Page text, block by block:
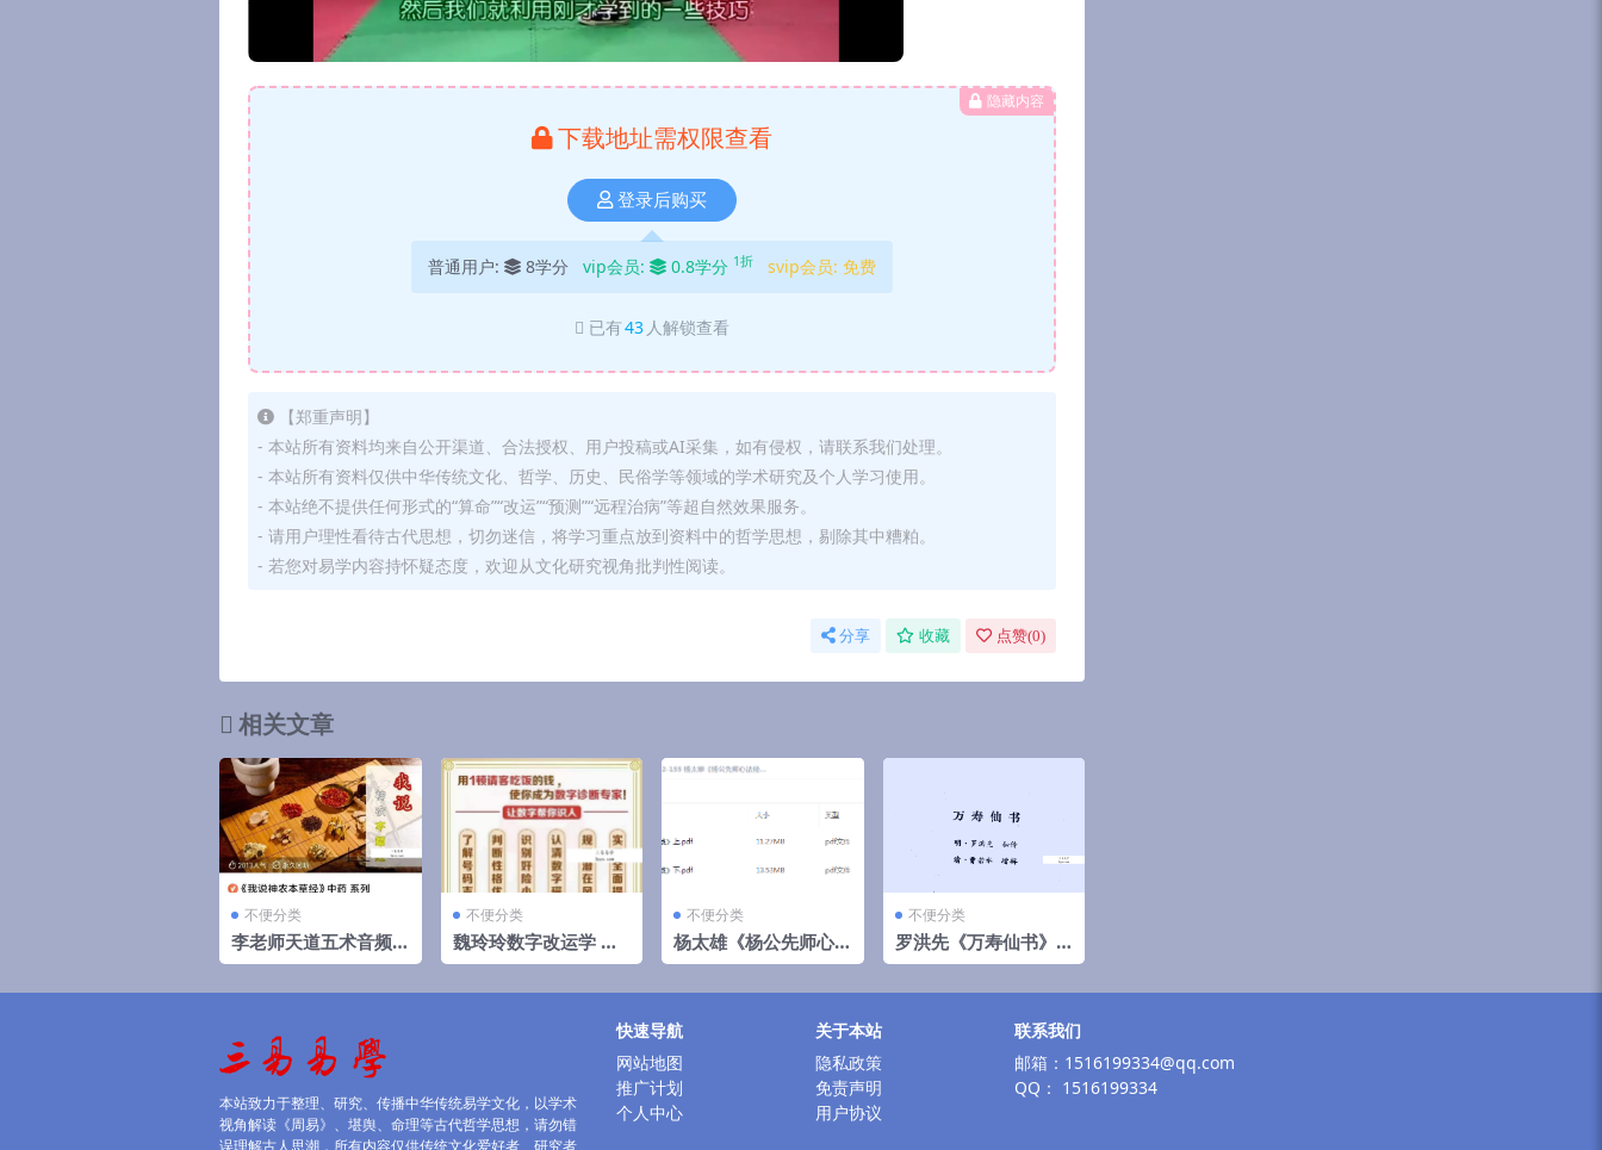
隐藏内容
下载地址需权限查看
登录后购买
普通用户: 8学分 vip会员: 0.8学分 1折 svip会员: 免费
已有43 人解锁查看
【郑重声明】
- 本站所有资料均来自公开渠道、合法授权、用户投稿或AI采集，如有侵权，请联系我们处理。
- 本站所有资料仅供中华传统文化、哲学、历史、民俗学等领域的学术研究及个人学习使用。
- 本站绝不提供任何形式的“算命”“改运”“预测”“远程治病”等超自然效果服务。
- 请用户理性看待古代思想，切勿迷信，将学习重点放到资料中的哲学思想，剔除其中糟粕。
- 若您对易学内容持怀疑态度，欢迎从文化研究视角批判性阅读。
分享 收藏 点赞(0)
相关文章
不便分类
李老师天道五术音频
合集
不便分类
魏玲玲数字改运学 高
级实践课程12集
不便分类
杨太雄《杨公先师心
法秘笈》上册+下册
不便分类
罗洪先《万寿仙书》1
08页
本站致力于整理、研究、传播中华传统易学文化，以学术
视角解读《周易》、堪舆、命理等古代哲学思想，请勿错
误理解古人思潮，所有内容仅供传统文化爱好者、研究者
快速导航
网站地图
推广计划
个人中心
关于本站
隐私政策
免责声明
用户协议
联系我们
邮箱：1516199334@qq.com
QQ： 1516199334